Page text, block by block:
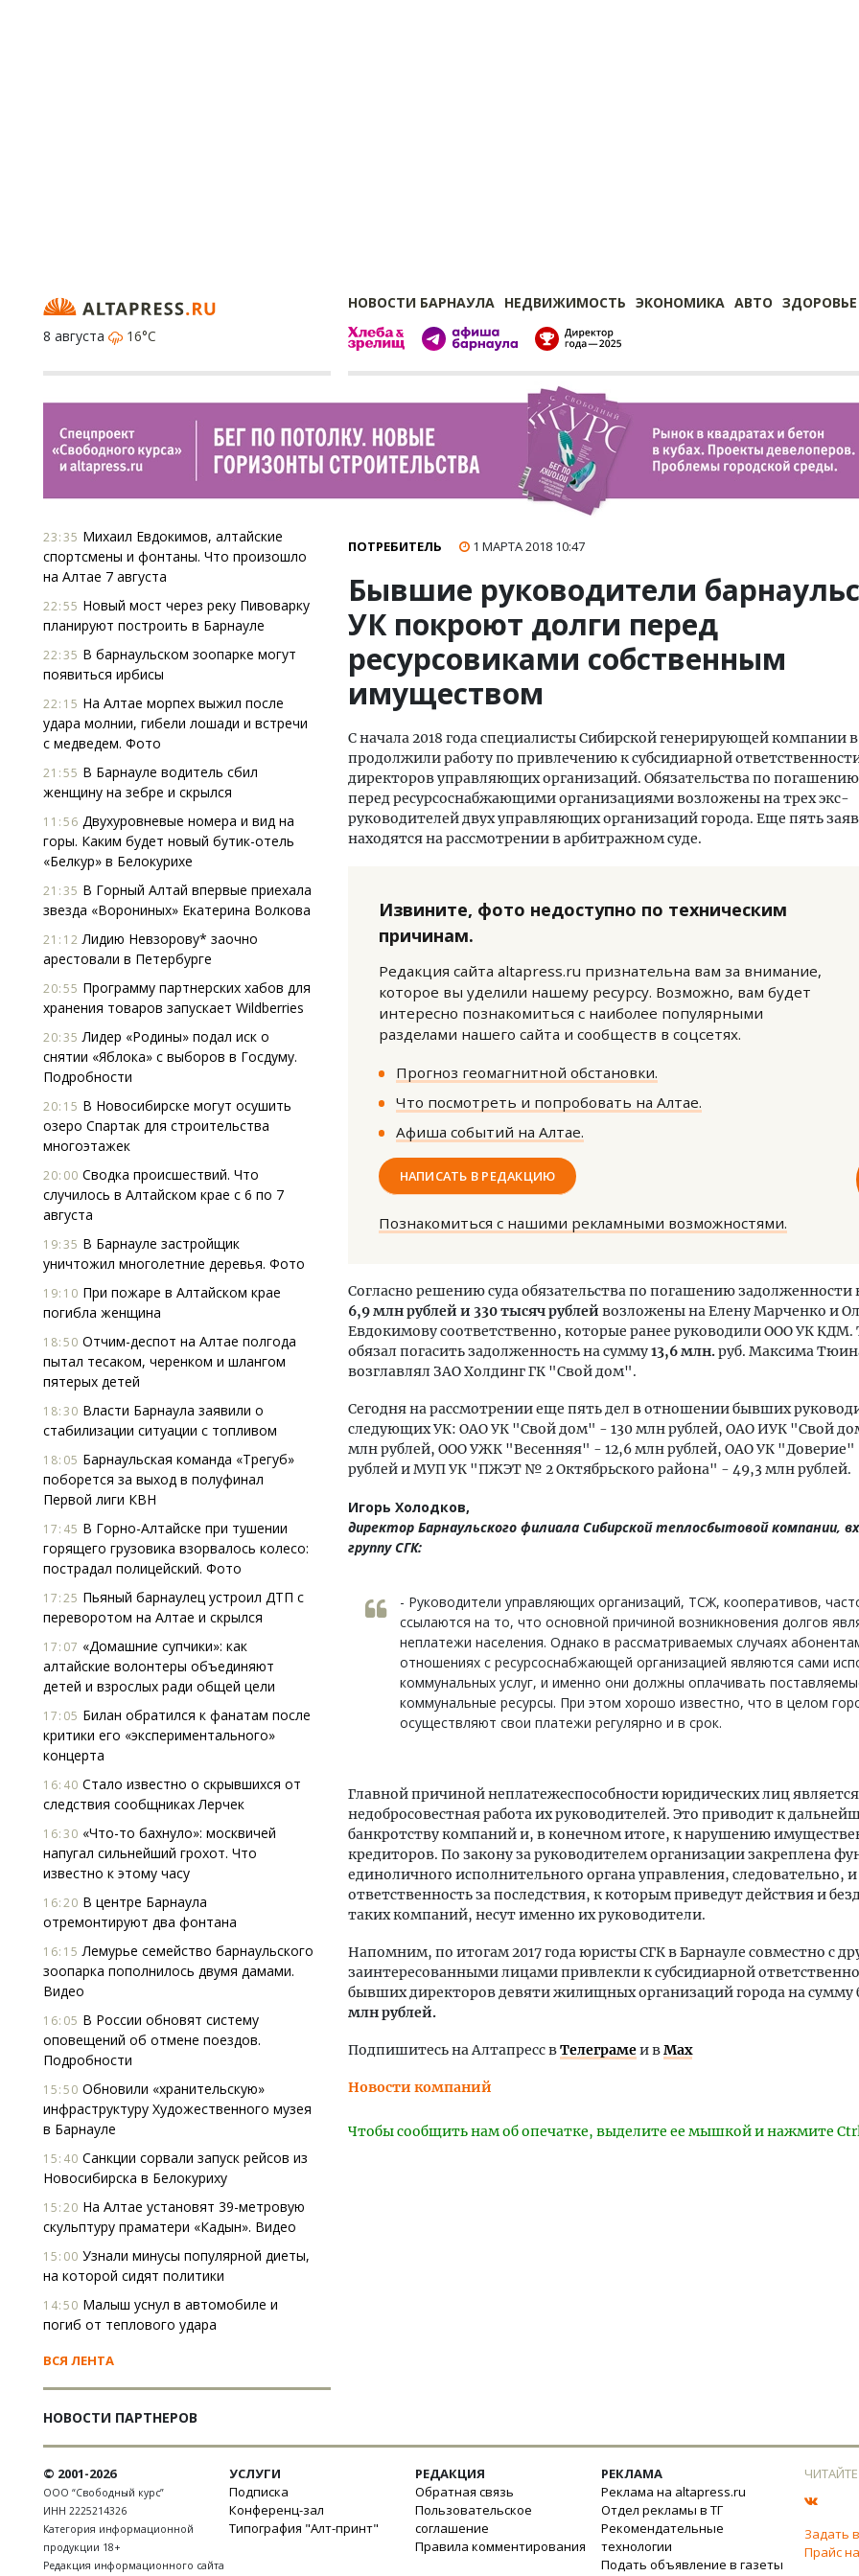
НОВОСТИ БАРНАУЛА НЕДВИЖИМОСТЬ ЭКОНОМИКА АВТО ЗДОРОВЬЕ
8 августа
16°C
23:35 Михаил Евдокимов, алтайские
спортсмены и фонтаны. Что произошло
на Алтае 7 августа
22:55 Новый мост через реку Пивоварку
планируют построить в Барнауле
22:35 В барнаульском зоопарке могут
появиться ирбисы
22:15 На Алтае морпех выжил после
удара молнии, гибели лошади и встречи
с медведем. Фото
21:55 В Барнауле водитель сбил
женщину на зебре и скрылся
11:56 Двухуровневые номера и вид на
горы. Каким будет новый бутик-отель
«Белкур» в Белокурихе
21:35 В Горный Алтай впервые приехала
звезда «Ворониных» Екатерина Волкова
21:12 Лидию Невзорову* заочно
арестовали в Петербурге
20:55 Программу партнерских хабов для
хранения товаров запускает Wildberries
20:35 Лидер «Родины» подал иск о
снятии «Яблока» с выборов в Госдуму.
Подробности
20:15 В Новосибирске могут осушить
озеро Спартак для строительства
многоэтажек
20:00 Сводка происшествий. Что
случилось в Алтайском крае с 6 по 7
августа
19:35 В Барнауле застройщик
уничтожил многолетние деревья. Фото
19:10 При пожаре в Алтайском крае
погибла женщина
18:50 Отчим-деспот на Алтае полгода
пытал тесаком, черенком и шлангом
пятерых детей
18:30 Власти Барнаула заявили о
стабилизации ситуации с топливом
18:05 Барнаульская команда «Трегуб»
поборется за выход в полуфинал
Первой лиги КВН
17:45 В Горно-Алтайске при тушении
горящего грузовика взорвалось колесо:
пострадал полицейский. Фото
17:25 Пьяный барнаулец устроил ДТП с
переворотом на Алтае и скрылся
17:07 «Домашние супчики»: как
алтайские волонтеры объединяют
детей и взрослых ради общей цели
17:05 Билан обратился к фанатам после
критики его «экспериментального»
концерта
16:40 Стало известно о скрывшихся от
следствия сообщниках Лерчек
16:30 «Что-то бахнуло»: москвичей
напугал сильнейший грохот. Что
известно к этому часу
16:20 В центре Барнаула
отремонтируют два фонтана
16:15 Лемурье семейство барнаульского
зоопарка пополнилось двумя дамами.
Видео
16:05 В России обновят систему
оповещений об отмене поездов.
Подробности
15:50 Обновили «хранительскую»
инфраструктуру Художественного музея
в Барнауле
15:40 Санкции сорвали запуск рейсов из
Новосибирска в Белокуриху
15:20 На Алтае установят 39-метровую
скульптуру праматери «Кадын». Видео
15:00 Узнали минусы популярной диеты,
на которой сидят политики
14:50 Малыш уснул в автомобиле и
погиб от теплового удара
ВСЯ ЛЕНТА
НОВОСТИ ПАРТНЕРОВ
ПОТРЕБИТЕЛЬ 1 МАРТА 2018 10:47
Бывшие руководители
УК покроют долги перед
ресурсовиками собственным
имуществом
С начала 2018 года специалисты Сибирской генерирующей компании в
продолжили работу по привлечению к субсидиарной
директоров управляющих организаций. Обязательства по
перед ресурсоснабжающими организациями возложены на трех экс-
руководителей двух управляющих организаций города. Еще пять
находятся на рассмотрении в арбитражном суде.
Извините, фото недоступно по техническим
причинам.
Редакция сайта altapress.ru признательна вам за внимание,
которое вы уделили нашему ресурсу. Возможно, вам будет
интересно познакомиться с наиболее популярными
разделами нашего сайта и сообществ в соцсетях.
Прогноз геомагнитной обстановки.
Что посмотреть и попробовать на Алтае.
Афиша событий на Алтае.
НАПИСАТЬ В РЕДАКЦИЮ
Познакомиться с нашими рекламными возможностями.
Согласно решению суда обязательства по погашению задолженности
6,9 млн рублей и 330 тысяч рублей возложены на Елену Марченко и
Евдокимову соответственно, которые ранее руководили ООО УК КДМ.
обязал погасить задолженность на сумму13,6 млн.руб. Максима
возглавлял ЗАО Холдинг ГК "Свой дом".
Сегодня на рассмотрении еще пять дел в отношении бывших
следующих УК: ОАО УК "Свой дом" - 130 млн рублей, ОАО ИУК "Свой
млн рублей, ООО УЖК "Весенняя" - 12,6 млн рублей, ОАО УК "Доверие"
рублей и МУП УК "ПЖЭТ № 2 Октябрьского района" - 49,3 млн рублей.
Игорь Холодков,
директор Барнаульского филиала Сибирской теплосбытовой компании,
группу СГК:
- Руководители управляющих организаций, ТСЖ, кооперативов,
ссылаются на то, что основной причиной возникновения долгов
неплатежи населения. Однако в рассматриваемых случаях
отношениях с ресурсоснабжающей организацией являются сами
коммунальных услуг, и именно они должны оплачивать
коммунальные ресурсы. При этом хорошо известно, что в целом
осуществляют свои платежи регулярно и в срок.
Главной причиной неплатежеспособности юридических лиц является
недобросовестная работа их руководителей. Это приводит к
банкротству компаний и, в конечном итоге, к нарушению
кредиторов. По закону за руководителем организации закреплена
единоличного исполнительного органа управления, следовательно, и
ответственность за последствия, к которым приведут действия и
таких компаний, несут именно их руководители.
Напомним, по итогам 2017 года юристы СГК в Барнауле совместно с
заинтересованными лицами привлекли к субсидиарной
бывших директоров девяти жилищных организаций города на сумму
млн рублей.
Подпишитесь на Алтапресс вТелеграмеи вMax
Новости компаний
Чтобы сообщить нам об опечатке, выделите ее мышкой и нажмите
Ищем новые берега.
«Жилищной инициативы»
штормит
© 2001-2026
ООО “Свободный курс”
ИНН 2225214326
Категория информационной
продукции 18+
Редакция информационного сайта
УСЛУГИ
Подписка
Конференц-зал
Типография "Алт-принт"
РЕДАКЦИЯ
Обратная связь
Пользовательское
соглашение
Правила комментирования
РЕКЛАМА
Реклама на altapress.ru
Отдел рекламы в ТГ
Рекомендательные
технологии
Подать объявление в газеты
Задать
Прайс